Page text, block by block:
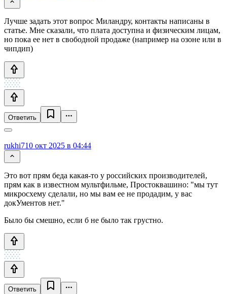
Лучше задать этот вопрос Миландру, контакты написаны в
статье. Мне сказали, что плата доступна и физическим лицам,
но пока ее нет в свободной продаже (например на озоне или в
чипдип)
Ответить
rukhi710 окт 2025 в 04:44
Это вот прям беда какая-то у российских производителей,
прям как в известном мультфильме, Простоквашино: "мы тут
микросхему сделали, но мы вам ее не продадим, у вас
докУментов нет."
Было бы смешно, если б не было так грустно.
Ответить